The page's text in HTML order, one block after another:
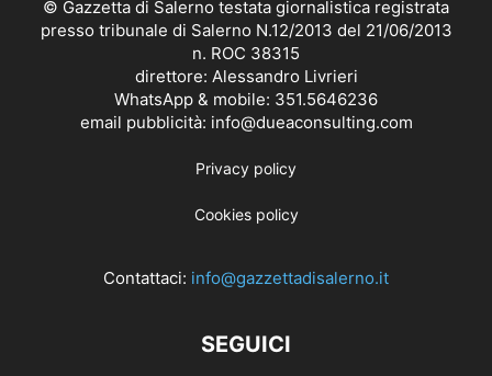
© Gazzetta di Salerno testata giornalistica registrata
presso tribunale di Salerno N.12/2013 del 21/06/2013
n. ROC 38315
direttore: Alessandro Livrieri
WhatsApp & mobile: 351.5646236
email pubblicità: info@dueaconsulting.com
Privacy policy
Cookies policy
Contattaci: info@gazzettadisalerno.it
SEGUICI